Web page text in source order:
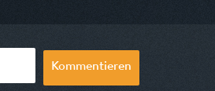
Kommentieren